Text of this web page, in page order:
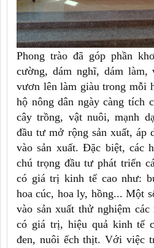
Phong trào đã góp phần
cường, dám nghĩ, dám
vươn lên làm giàu trong mỗi
hộ nông dân ngày càng tích
cây trồng, vật nuôi, mạnh
đầu tư mở rộng sản xuất, áp
vào sản xuất. Đặc biệt, các
chú trọng đầu tư phát triển
có giá trị kinh tế cao như:
hoa cúc, hoa ly, hồng... Một
vào sản xuất thử nghiệm
có giá trị, hiệu quả kinh tế
đen, nuôi ếch thịt. Với việc